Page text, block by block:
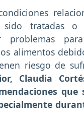
tratadas o
problemas
alimentos
riesgo de
Claudia
que